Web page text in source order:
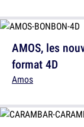
AMOS, les
format 4D
Amos